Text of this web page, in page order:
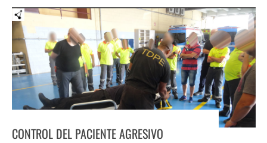
CONTROL DEL PACIENTE AGRESIVO